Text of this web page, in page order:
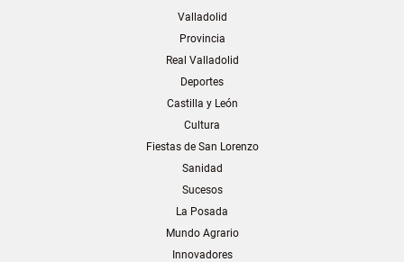
Valladolid
Provincia
Real Valladolid
Deportes
Castilla y León
Cultura
Fiestas de San Lorenzo
Sanidad
Sucesos
La Posada
Mundo Agrario
Innovadores